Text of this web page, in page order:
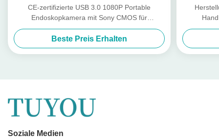
CE-zertifizierte USB 3.0 1080P Portable
Endoskopkamera mit Sony CMOS für
Tierinspektionen
Beste Preis Erhalten
Soziale Medien